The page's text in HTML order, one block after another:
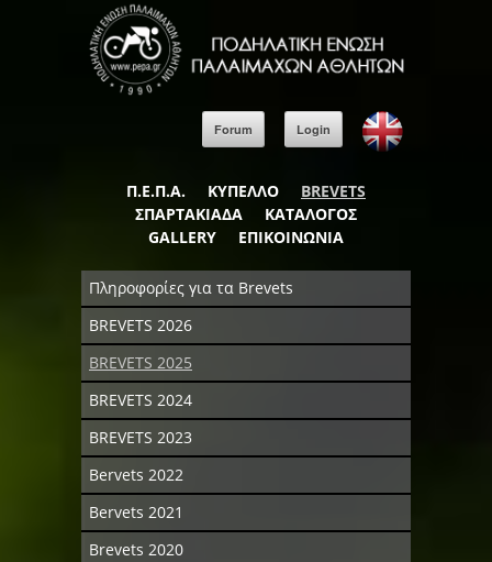
Forum Login
Π.Ε.Π.Α. ΚΥΠΕΛΛΟ
BREVETS
ΣΠΑΡΤΑΚΙΑΔΑ
ΚΑΤΑΛΟΓΟΣ
GALLERY
ΕΠΙΚΟΙΝΩΝΙΑ
Πληροφορίες για τα Brevets
BREVETS 2026
BREVETS 2025
BREVETS 2024
BREVETS 2023
Bervets 2022
Bervets 2021
Brevets 2020